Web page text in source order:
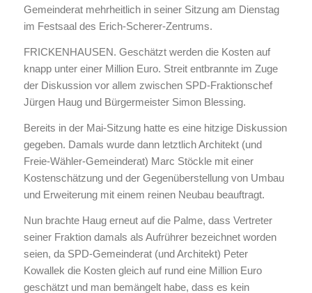
Gemeinderat mehrheitlich in seiner Sitzung am Dienstag
im Festsaal des Erich-Scherer-Zentrums.
FRICKENHAUSEN. Geschätzt werden die Kosten auf
knapp unter einer Million Euro. Streit entbrannte im Zuge
der Diskussion vor allem zwischen SPD-Fraktionschef
Jürgen Haug und Bürgermeister Simon Blessing.
Bereits in der Mai-Sitzung hatte es eine hitzige Diskussion
gegeben. Damals wurde dann letztlich Architekt (und
Freie-Wähler-Gemeinderat) Marc Stöckle mit einer
Kostenschätzung und der Gegenüberstellung von Umbau
und Erweiterung mit einem reinen Neubau beauftragt.
Nun brachte Haug erneut auf die Palme, dass Vertreter
seiner Fraktion damals als Aufrührer bezeichnet worden
seien, da SPD-Gemeinderat (und Architekt) Peter
Kowallek die Kosten gleich auf rund eine Million Euro
geschätzt und man bemängelt habe, dass es kein